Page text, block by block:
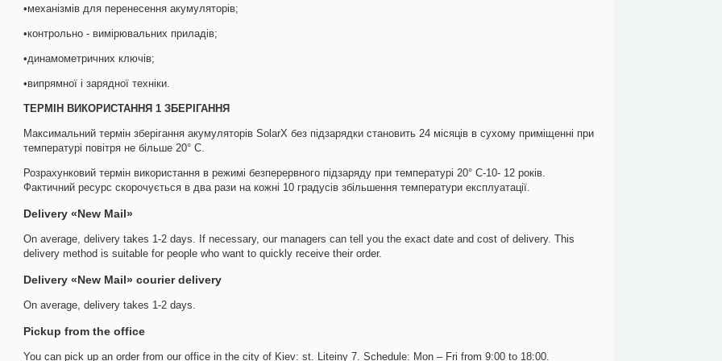
•механізмів для перенесення акумуляторів;
•контрольно - вимірювальних приладів;
•динамометричних ключів;
•випрямної і зарядної техніки.
ТЕРМІН ВИКОРИСТАННЯ 1 ЗБЕРІГАННЯ
Максимальний термін зберігання акумуляторів SolarX без підзарядки становить 24 місяців в сухому приміщенні при
температурі повітря не більше 20° С.
Розрахунковий термін використання в режимі безперервного підзаряду при температурі 20° C-10- 12 років.
Фактичний ресурс скорочується в два рази на кожні 10 градусів збільшення температури експлуатації.
Delivery «New Mail»
On average, delivery takes 1-2 days. If necessary, our managers can tell you the exact date and cost of delivery. This
delivery method is suitable for people who want to quickly receive their order.
Delivery «New Mail» courier delivery
On average, delivery takes 1-2 days.
Pickup from the office
You can pick up an order from our office in the city of Kiev: st. Liteiny 7. Schedule: Mon – Fri from 9:00 to 18:00.